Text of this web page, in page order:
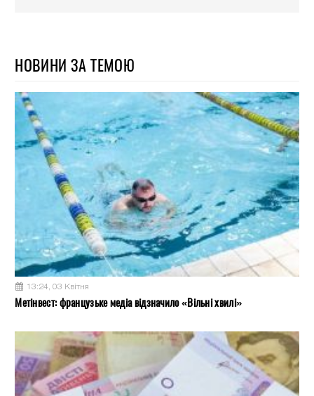
НОВИНИ ЗА ТЕМОЮ
13:24, 03 Квітня
Метінвест: французьке медіа відзначило «Вільні хвилі»